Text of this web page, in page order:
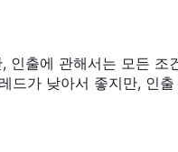
.
니다.
용할 수 있는 레버리지는 최
요청가의 차이를 나타냅니다
니다.
출에 관해서는 모든 조
드가 낮아서 좋지만, 인